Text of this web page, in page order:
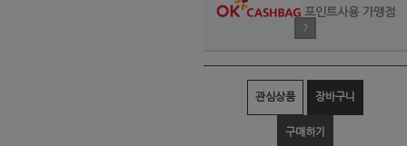
포인트사용 가맹점
?
관심상품 장바구니
구매하기